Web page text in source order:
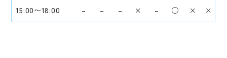
15:00〜18:00 – – – × – ○ × ×